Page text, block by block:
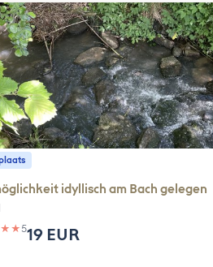
idyllisch am Bach gelegen
★ ★519 EUR